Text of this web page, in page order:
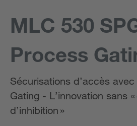
MLC 530
Process
Sécurisations d’accès
Gating - L’innovation sans
d’inhibition »